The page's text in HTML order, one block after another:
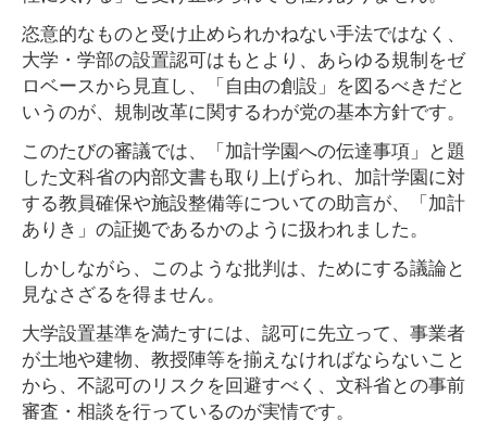
恣意的なものと受け止められかねない手法ではなく、
大学・学部の設置認可はもとより、あらゆる規制をゼ
ロベースから見直し、「自由の創設」を図るべきだと
いうのが、規制改革に関するわが党の基本方針です。
このたびの審議では、「加計学園への伝達事項」と題
した文科省の内部文書も取り上げられ、加計学園に対
する教員確保や施設整備等についての助言が、「加計
ありき」の証拠であるかのように扱われました。
しかしながら、このような批判は、ためにする議論と
見なさざるを得ません。
大学設置基準を満たすには、認可に先立って、事業者
が土地や建物、教授陣等を揃えなければならないこと
から、不認可のリスクを回避すべく、文科省との事前
審査・相談を行っているのが実情です。